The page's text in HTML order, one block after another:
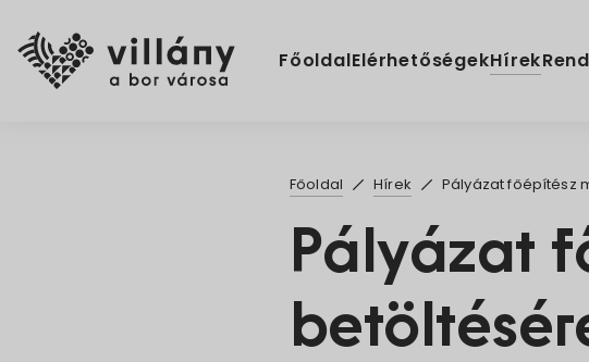
FőoldalElérhetőségekHírek
Főoldal Hírek Pályázat főépítész
Pályázat